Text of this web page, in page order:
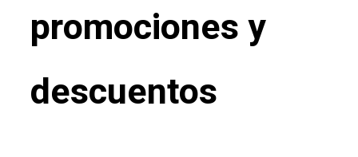
promociones y
descuentos